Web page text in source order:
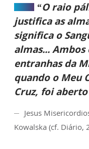
“O raio
justifica as
significa o
almas...
entranhas da
quando o Meu
Cruz, foi
Jesus
Kowalska (cf. Diário,